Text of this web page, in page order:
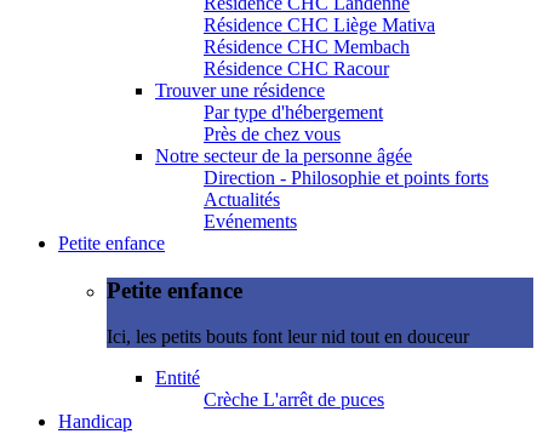
Résidence CHC Liège Mativa
Résidence CHC Membach
Résidence CHC Racour
Trouver une résidence
Par type d'hébergement
Près de chez vous
Notre secteur de la personne âgée
Direction - Philosophie et points forts
Actualités
Evénements
Petite enfance
Petite enfance
Ici, les petits bouts font leur nid tout en douceur
Entité
Crèche L'arrêt de puces
Handicap